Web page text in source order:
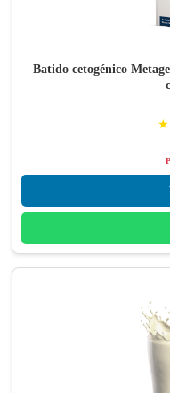
Batido cetogénico